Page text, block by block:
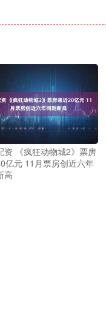
资 《疯狂动物城2》票房
亿元 11月票房创近六年
高